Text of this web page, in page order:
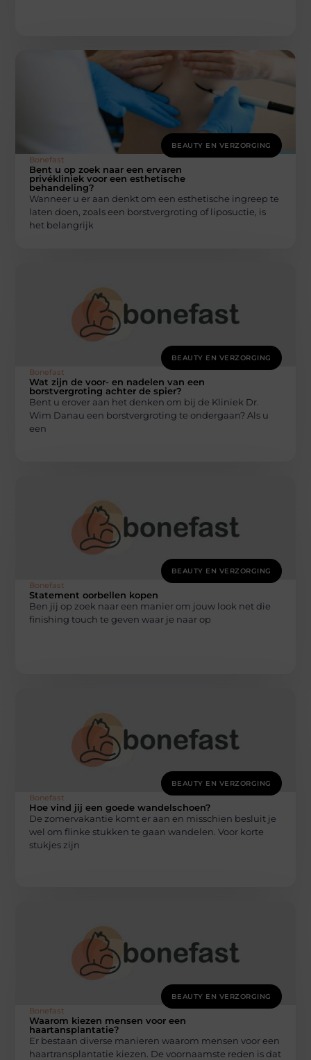
BEAUTY EN VERZORGING
Bonefast
Bent u op zoek naar een ervaren
privékliniek voor een esthetische
behandeling?
Wanneer u er aan denkt om een esthetische ingreep te
laten doen, zoals een borstvergroting of liposuctie, is
het belangrijk
BEAUTY EN VERZORGING
Bonefast
Wat zijn de voor- en nadelen van een
borstvergroting achter de spier?
Bent u erover aan het denken om bij de Kliniek Dr.
Wim Danau een borstvergroting te ondergaan? Als u
een
BEAUTY EN VERZORGING
Bonefast
Statement oorbellen kopen
Ben jij op zoek naar een manier om jouw look net die
finishing touch te geven waar je naar op
BEAUTY EN VERZORGING
Bonefast
Hoe vind jij een goede wandelschoen?
De zomervakantie komt er aan en misschien besluit je
wel om flinke stukken te gaan wandelen. Voor korte
stukjes zijn
BEAUTY EN VERZORGING
Bonefast
Waarom kiezen mensen voor een
haartansplantatie?
Er bestaan diverse manieren waarom mensen voor een
haartransplantatie kiezen. De voornaamste reden is dat